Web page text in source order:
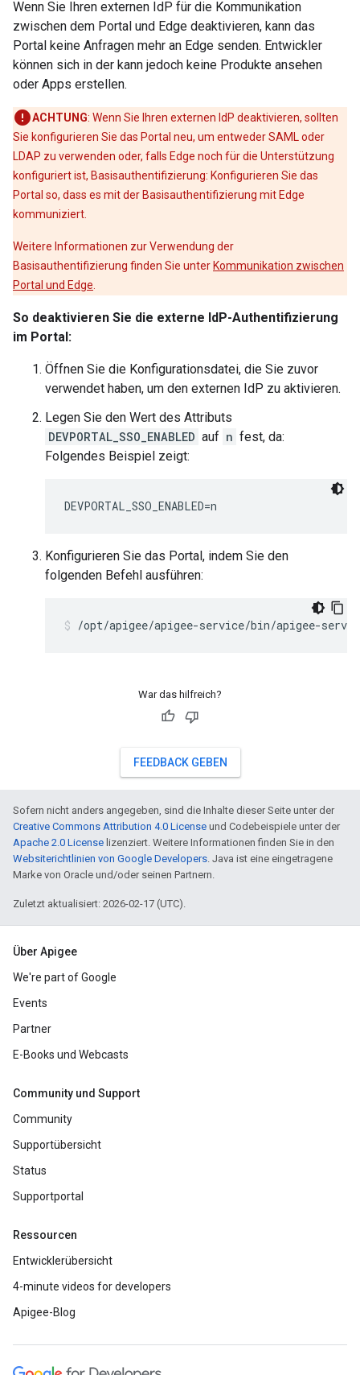
Wenn Sie Ihren externen IdP für die Kommunikation
zwischen dem Portal und Edge deaktivieren, kann das
Portal keine Anfragen mehr an Edge senden. Entwickler
können sich in der kann jedoch keine Produkte ansehen
oder Apps erstellen.
ACHTUNG: Wenn Sie Ihren externen IdP deaktivieren, sollten
Sie konfigurieren Sie das Portal neu, um entweder SAML oder
LDAP zu verwenden oder, falls Edge noch für die Unterstützung
konfiguriert ist, Basisauthentifizierung: Konfigurieren Sie das
Portal so, dass es mit der Basisauthentifizierung mit Edge
kommuniziert.
Weitere Informationen zur Verwendung der
Basisauthentifizierung finden Sie unter Kommunikation zwischen
Portal und Edge.
So deaktivieren Sie die externe IdP-Authentifizierung
im Portal:
Öffnen Sie die Konfigurationsdatei, die Sie zuvor
verwendet haben, um den externen IdP zu aktivieren.
Legen Sie den Wert des Attributs
DEVPORTAL_SSO_ENABLED auf n fest, da:
Folgendes Beispiel zeigt:
DEVPORTAL_SSO_ENABLED=n
Konfigurieren Sie das Portal, indem Sie den
folgenden Befehl ausführen:
/opt/apigee/apigee-service/bin/apigee-
War das hilfreich?
FEEDBACK GEBEN
Sofern nicht anders angegeben, sind die Inhalte dieser Seite unter der
Creative Commons Attribution 4.0 License und Codebeispiele unter der
Apache 2.0 License lizenziert. Weitere Informationen finden Sie in den
Websiterichtlinien von Google Developers. Java ist eine eingetragene
Marke von Oracle und/oder seinen Partnern.
Zuletzt aktualisiert: 2026-02-17 (UTC).
Über Apigee
We're part of Google
Events
Partner
E-Books und Webcasts
Community und Support
Community
Supportübersicht
Status
Supportportal
Ressourcen
Entwicklerübersicht
4-minute videos for developers
Apigee-Blog